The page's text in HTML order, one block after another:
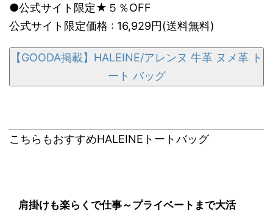
●公式サイト限定★５％OFF
公式サイト限定価格 : 16,929円(送料無料)
【GOODA掲載】HALEINE/アレンヌ 牛革 ヌメ革 ト
ート バッグ
こちらもおすすめHALEINEトートバッグ
肩掛けも楽らくで仕事～プライベートまで大活